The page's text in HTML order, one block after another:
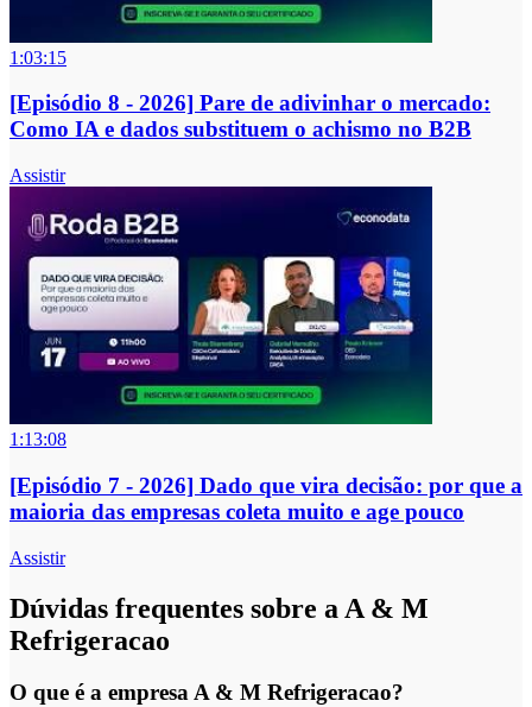
1:03:15
[Episódio 8 - 2026] Pare de adivinhar o mercado:
Como IA e dados substituem o achismo no B2B
Assistir
1:13:08
[Episódio 7 - 2026] Dado que vira decisão: por que a
maioria das empresas coleta muito e age pouco
Assistir
Dúvidas frequentes sobre a A & M
Refrigeracao
O que é a empresa A & M Refrigeracao?